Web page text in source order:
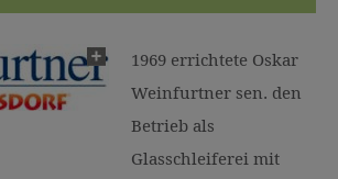
1969 errichtete Oskar
Weinfurtner sen. den
Betrieb als
Glasschleiferei mit